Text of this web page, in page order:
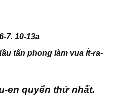
7. 10-13a
tấn phong làm vua Ít-ra-
en quyển thứ nhất.